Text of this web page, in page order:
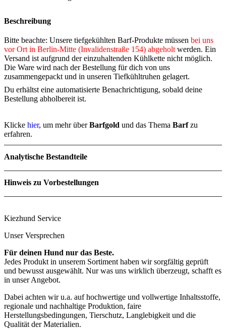
Beschreibung
Bitte beachte: Unsere tiefgekühlten Barf-Produkte müssen bei uns
vor Ort in Berlin-Mitte (Invalidenstraße 154) abgeholtwerden. Ein
Versand ist aufgrund der einzuhaltenden Kühlkette nicht möglich.
Die Ware wird nach der Bestellung für dich von uns
zusammengepackt und in unseren Tiefkühltruhen gelagert.
Du erhältst eine automatisierte Benachrichtigung, sobald deine
Bestellung abholbereit ist.
Klicke hier, um mehr überBarfgold und das Thema Barfzu
erfahren.
Analytische Bestandteile
Rohfett
Rohfaser
0.1 %
Feuchte
Hinweis zu Vorbestellungen
Kiezhund Service
Unser Versprechen
Für deinen Hund nur das Beste.
Jedes Produkt in unserem Sortiment haben wir sorgfältig geprüft
und bewusst ausgewählt. Nur was uns wirklich überzeugt, schafft es
in unser Angebot.
Dabei achten wir u.a. auf hochwertige und vollwertige Inhaltsstoffe,
regionale und nachhaltige Produktion, faire
Herstellungsbedingungen, Tierschutz, Langlebigkeit und die
Qualität der Materialien.